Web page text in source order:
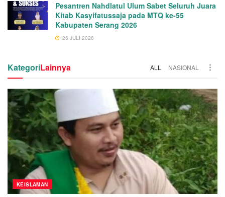
Pesantren Nahdlatul Ulum Sabet Seluruh Juara
Kitab Kasyifatussaja pada MTQ ke-55
Kabupaten Serang 2026
26 JULI 2026
KategoriLainnya ALL NASIONAL
KEISLAMAN